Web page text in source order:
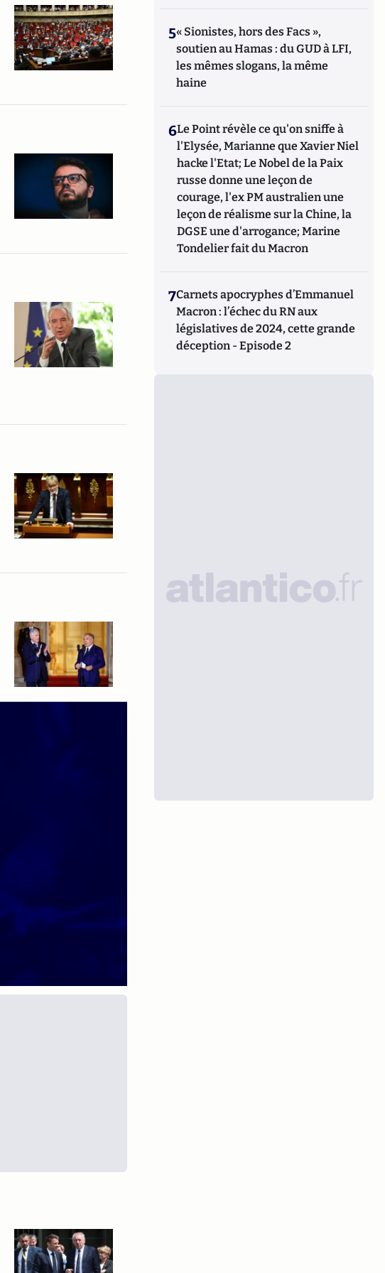
5« Sionistes, hors des Facs »,
soutien au Hamas : du GUD à LFI,
les mêmes slogans, la même
haine
6Le Point révèle ce qu'on sniffe à
l'Elysée, Marianne que Xavier Niel
hacke l'Etat; Le Nobel de la Paix
russe donne une leçon de
courage, l'ex PM australien une
leçon de réalisme sur la Chine, la
DGSE une d'arrogance; Marine
Tondelier fait du Macron
7Carnets apocryphes d’Emmanuel
Macron : l’échec du RN aux
législatives de 2024, cette grande
déception - Episode 2